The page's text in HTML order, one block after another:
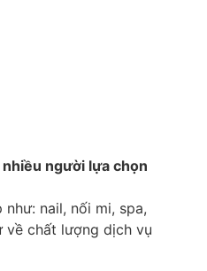
người lựa chọn
nail, nối mi, spa,
về chất lượng dịch vụ